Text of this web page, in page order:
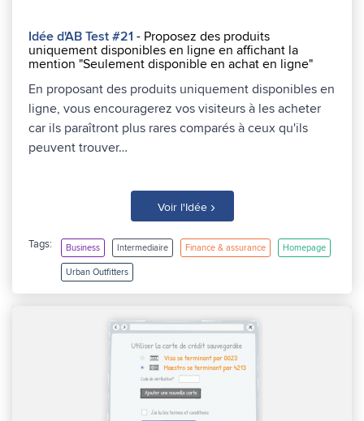
Idée d'AB Test #21 - Proposez des produits
uniquement disponibles en ligne en affichant la
mention "Seulement disponible en achat en ligne"
En proposant des produits uniquement disponibles en
ligne, vous encouragerez vos visiteurs à les acheter
car ils paraîtront plus rares comparés à ceux qu'ils
peuvent trouver…
Voir l'Idée ›
Tags: Business Intermediaire Finance & assurance Homepage
Urban Outfitters